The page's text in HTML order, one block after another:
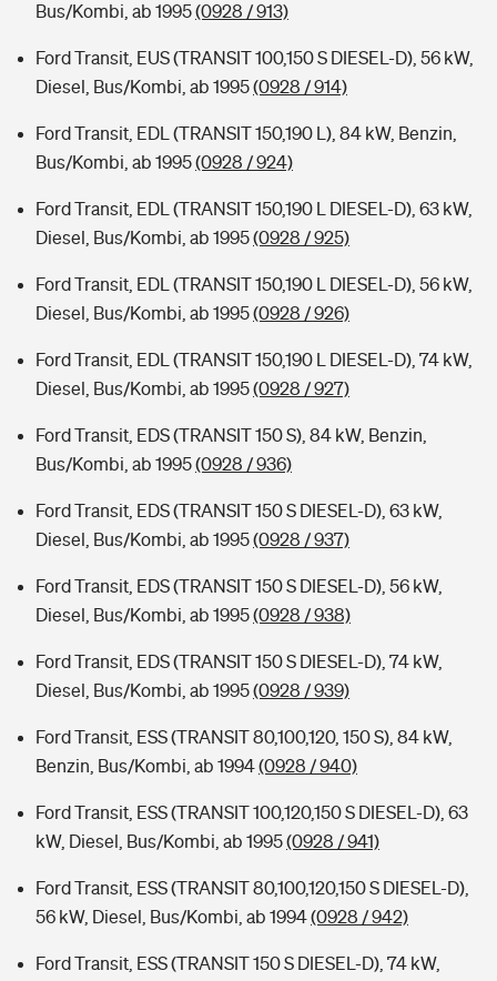
Bus/Kombi, ab 1995(0928 / 913)
Ford Transit, EUS (TRANSIT 100,150 S DIESEL-D), 56 kW,
Diesel, Bus/Kombi, ab 1995(0928 / 914)
Ford Transit, EDL (TRANSIT 150,190 L), 84 kW, Benzin,
Bus/Kombi, ab 1995(0928 / 924)
Ford Transit, EDL (TRANSIT 150,190 L DIESEL-D), 63 kW,
Diesel, Bus/Kombi, ab 1995(0928 / 925)
Ford Transit, EDL (TRANSIT 150,190 L DIESEL-D), 56 kW,
Diesel, Bus/Kombi, ab 1995(0928 / 926)
Ford Transit, EDL (TRANSIT 150,190 L DIESEL-D), 74 kW,
Diesel, Bus/Kombi, ab 1995(0928 / 927)
Ford Transit, EDS (TRANSIT 150 S), 84 kW, Benzin,
Bus/Kombi, ab 1995(0928 / 936)
Ford Transit, EDS (TRANSIT 150 S DIESEL-D), 63 kW,
Diesel, Bus/Kombi, ab 1995(0928 / 937)
Ford Transit, EDS (TRANSIT 150 S DIESEL-D), 56 kW,
Diesel, Bus/Kombi, ab 1995(0928 / 938)
Ford Transit, EDS (TRANSIT 150 S DIESEL-D), 74 kW,
Diesel, Bus/Kombi, ab 1995(0928 / 939)
Ford Transit, ESS (TRANSIT 80,100,120, 150 S), 84 kW,
Benzin, Bus/Kombi, ab 1994(0928 / 940)
Ford Transit, ESS (TRANSIT 100,120,150 S DIESEL-D), 63
kW, Diesel, Bus/Kombi, ab 1995(0928 / 941)
Ford Transit, ESS (TRANSIT 80,100,120,150 S DIESEL-D),
56 kW, Diesel, Bus/Kombi, ab 1994(0928 / 942)
Ford Transit, ESS (TRANSIT 150 S DIESEL-D), 74 kW,